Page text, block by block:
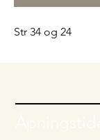
Str 34 og 24